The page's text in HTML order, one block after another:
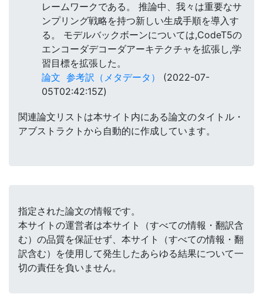
レームワークである。 推論中、我々は重要なサ
ンプリング戦略を持つ新しい生成手順を導入す
る。 モデルバックボーンについては,CodeT5の
エンコーダデコーダアーキテクチャを拡張し,学
習目標を拡張した。
論文 参考訳（メタデータ）
(2022-07-
05T02:42:15Z)
関連論文リストは本サイト内にある論文のタイトル・
アブストラクトから自動的に作成しています。
指定された論文の情報です。
本サイトの運営者は本サイト（すべての情報・翻訳含
む）の品質を保証せず、本サイト（すべての情報・翻
訳含む）を使用して発生したあらゆる結果について一
切の責任を負いません。